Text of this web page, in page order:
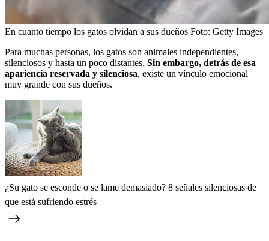
En cuanto tiempo los gatos olvidan a sus dueños Foto: Getty Images
Para muchas personas, los gatos son animales independientes,
silenciosos y hasta un poco distantes. Sin embargo, detrás de esa
apariencia reservada y silenciosa, existe un vínculo emocional
muy grande con sus dueños.
¿Su gato se esconde o se lame demasiado? 8 señales silenciosas de
que está sufriendo estrés